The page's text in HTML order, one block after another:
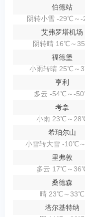
伯德站
阴转小雪 -29℃～
艾弗罗塔机场
阴转晴 16℃～
福德堡
小雨转晴 25℃～
亨利
多云 -54℃～-
考拿
小雨 23℃～
希珀尔山
小雪转大雪 -10℃
里弗敦
多云 17℃～
桑德森
晴 23℃～33℃
塔尔基特纳